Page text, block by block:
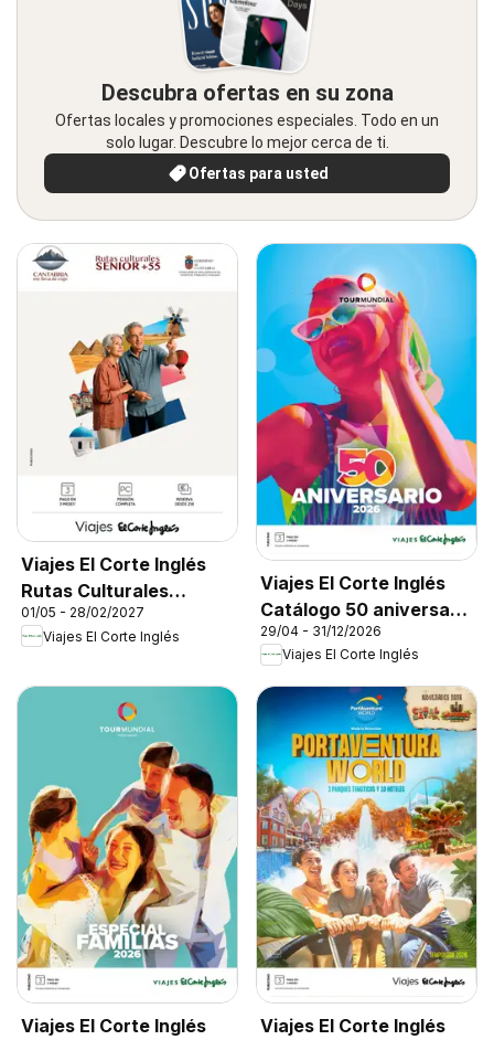
Descubra ofertas en su zona
Ofertas locales y promociones especiales. Todo en un
solo lugar. Descubre lo mejor cerca de ti.
Ofertas para usted
Viajes El Corte Inglés
Rutas Culturales
Cantabria
01/05 - 28/02/2027
Viajes El Corte Inglés
Viajes El Corte Inglés
Catálogo 50 aniversario
Tourmundial
29/04 - 31/12/2026
Viajes El Corte Inglés
Viajes El Corte Inglés Viajes El Corte Inglés